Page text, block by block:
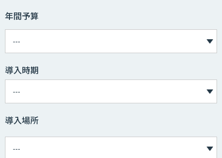
年間予算
導入時期
導入場所